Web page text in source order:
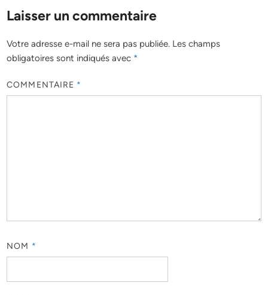
Laisser un commentaire
Votre adresse e-mail ne sera pas publiée. Les champs
obligatoires sont indiqués avec *
COMMENTAIRE *
NOM *